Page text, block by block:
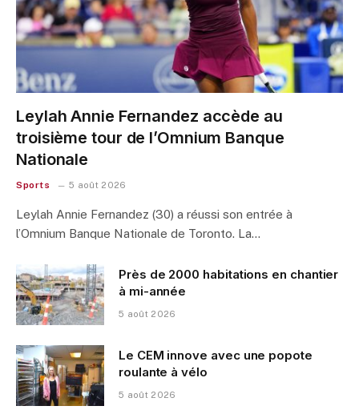
Leylah Annie Fernandez accède au
troisième tour de l’Omnium Banque
Nationale
Sports 5 août 2026
Leylah Annie Fernandez (30) a réussi son entrée à
l’Omnium Banque Nationale de Toronto. La…
Près de 2000 habitations en chantier
à mi-année
5 août 2026
Le CEM innove avec une popote
roulante à vélo
5 août 2026